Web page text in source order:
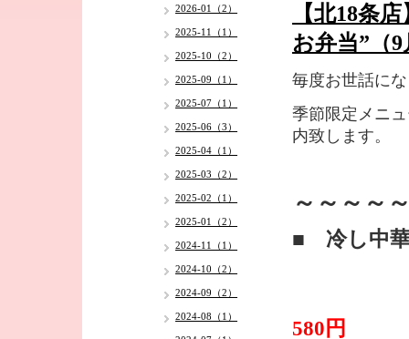
【北18条
お弁当”（
毎度お世話に
季節限定メニ
内致します。
～～～～
■ 冷し中華
580円
2026-01（2）
2025-11（1）
2025-10（2）
2025-09（1）
2025-07（1）
2025-06（3）
2025-04（1）
2025-03（2）
2025-02（1）
2025-01（2）
2024-11（1）
2024-10（2）
2024-09（2）
2024-08（1）